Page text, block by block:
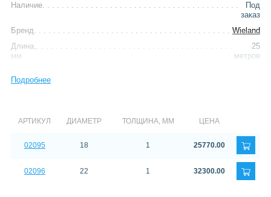
Наличие
Под
заказ
Бренд
Wieland
Длина,
мм
25
метров
Подробнее
АРТИКУЛ ДИАМЕТР ТОЛЩИНА, ММ ЦЕНА
02095 18 1 25770.00
02096 22 1 32300.00